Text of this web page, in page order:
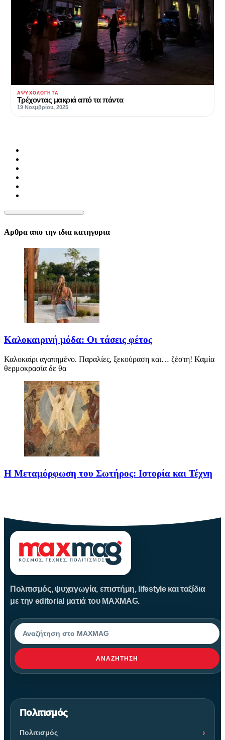
ΑΨΥΧΟΛΌΓΗΤΑ
Τρέχοντας μακριά από τα πάντα
19 Νοεμβρίου, 2025
Αρθρα απο την ιδια κατηγορια
Καλοκαιρινή μόδα: Οι τάσεις φέτος
Καλοκαίρι αγαπημένο. Παραλίες, ξεκούραση και… ζέστη! Καμία
θερμοκρασία δε θα
Η Μεταμόρφωση του Σωτήρος: Ιστορία και Τέχνη
Πολιτισμός, ψυχαγωγία, επιστήμη, lifestyle και ταξίδια
με την editorial ματιά του MAXMAG.
Αναζήτηση
ΑΝΑΖΉΤΗΣΗ
Πολιτισμός
Πολιτισμός